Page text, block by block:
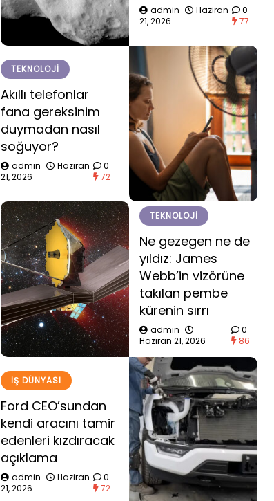
admin
Haziran
21, 2026
0
77
TEKNOLOJI
Akıllı telefonlar
fana gereksinim
duymadan nasıl
soğuyor?
admin
Haziran
21, 2026
0
72
TEKNOLOJI
Ne gezegen ne de
yıldız: James
Webb’in vizörüne
takılan pembe
kürenin sırrı
admin
Haziran 21, 2026
0
86
İŞ DÜNYASI
Ford CEO’sundan
kendi aracını tamir
edenleri kızdıracak
açıklama
admin
Haziran
21, 2026
0
72